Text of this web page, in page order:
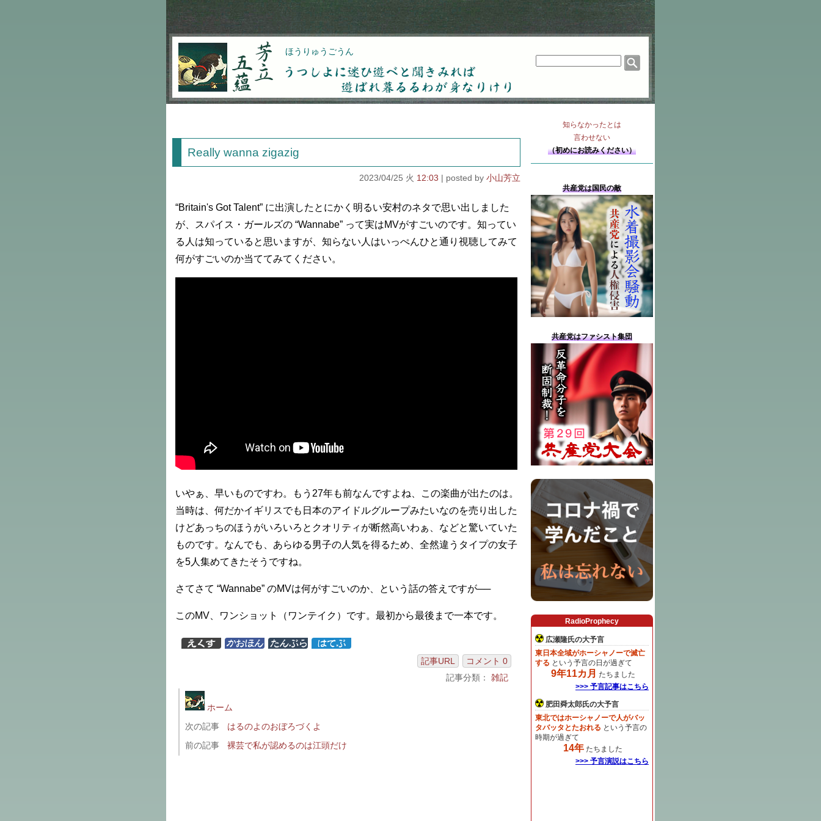
芳立五蘊 ほうりゅうごうん
うつしよに迷ひ遊べと聞きみれば遊ばれ暮るるわが
Really wanna zigazig
2023/04/25 火 12:03 小山芳立
“Britain's Got Talent” に出演したとにかく明るい安村のネタで思い出しました
が、スパイス・ガールズの “Wannabe” って実はMVがすごいのです。知ってい
る人は知っていると思いますが、知らない人はいっぺんひと通り視聴してみて
何がすごいのか当ててみてください。
いやぁ、早いものですわ。もう27年も前なんですよね、この楽曲が出たのは。
当時は、何だかイギリスでも日本のアイドルグループみたいなのを売り出した
けどあっちのほうがいろいろとクオリティが断然高いわぁ、などと驚いていた
ものです。なんでも、あらゆる男子の人気を得るため、全然違うタイプの女子
を5人集めてきたそうですね。
さてさて “Wannabe” のMVは何がすごいのか、という話の答えですが──
このMV、ワンショット（ワンテイク）です。最初から最後まで一本です。
記事URL
コメント 0
記事分類： 雑記
ホーム
次の記事
はるのよのおぼろづくよ
前の記事
裸芸で私が認めるのは江頭だけ
知らなかったとは
言わせない
（初めにお読みください）
共産党は国民の敵
共産党はファシスト集団